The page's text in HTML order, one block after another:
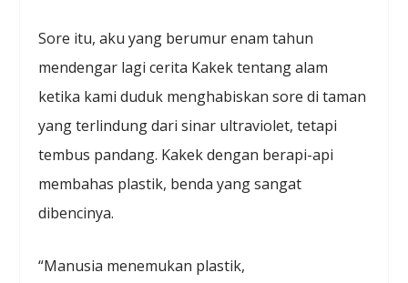
Sore itu, aku yang berumur enam tahun
mendengar lagi cerita Kakek tentang alam
ketika kami duduk menghabiskan sore di taman
yang terlindung dari sinar ultraviolet, tetapi
tembus pandang. Kakek dengan berapi-api
membahas plastik, benda yang sangat
dibencinya.
“Manusia menemukan plastik,